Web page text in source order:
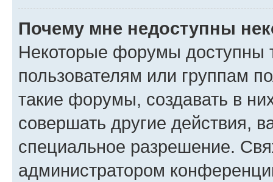
Почему мне недоступны
Некоторые форумы доступны
пользователям или группам
такие форумы, создавать в
совершать другие действия,
специальное разрешение.
администратором